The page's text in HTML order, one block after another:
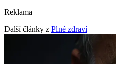
Reklama
Další články z Plné zdraví